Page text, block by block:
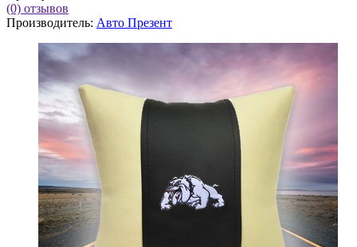
(0) отзывов
Производитель: Авто Презент